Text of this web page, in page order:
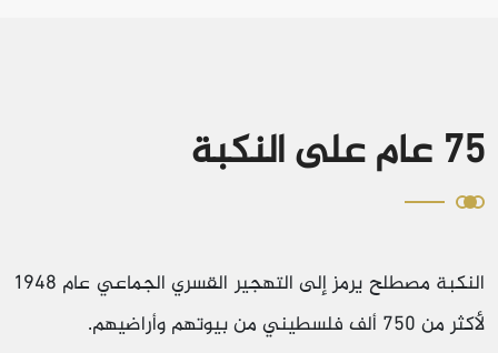
75 عام على النكبة
النكبة مصطلح يرمز إلى التهجير القسري الجماعي عام 1948
لأكثر من 750 ألف فلسطيني من بيوتهم وأراضيهم.